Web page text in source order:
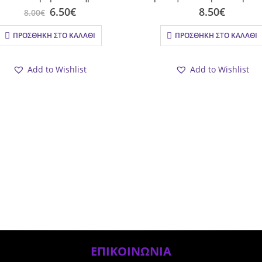
8.00€ Original
price
was:
8.00€.
6.50€Η
τρέχουσα
τιμή
είναι:
ΠΡΟΣΘΉΚΗ ΣΤΟ ΚΑΛΆΘΙ
Add to Wishlist
8.50€
ΠΡΟΣΘΉΚΗ ΣΤΟ ΚΑΛΆΘΙ
Add to Wishlist
ΕΠΙΚΟΙΝΩΝΙΑ